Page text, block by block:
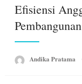
Efisiensi
Pembangunan
Andika Pratama